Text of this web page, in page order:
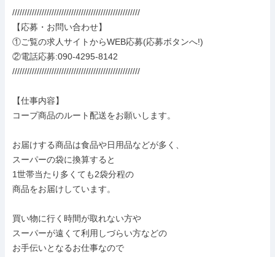
////////////////////////////////////////////////////
【応募・お問い合わせ】
①ご覧の求人サイトからWEB応募(応募ボタンへ!)
②電話応募:090-4295-8142
////////////////////////////////////////////////////
【仕事内容】
コープ商品のルート配送をお願いします。
お届けする商品は食品や日用品などが多く、
スーパーの袋に換算すると
1世帯当たり多くても2袋分程の
商品をお届けしています。
買い物に行く時間が取れない方や
スーパーが遠くて利用しづらい方などの
お手伝いとなるお仕事なので